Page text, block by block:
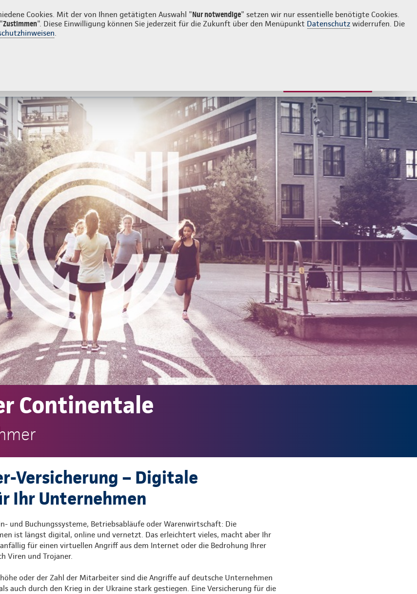
Cookies. Mit der von Ihnen getätigten Auswahl "Nur notwendige" setzen wir nur essentielle benötigte Cookies.
Zustimmen". Diese Einwilligung können Sie jederzeit für die Zukunft über den Menüpunkt Datenschutz widerrufen. Die
.
Login Kontakt 036071 90270
Continentale
Versicherung – Digitale
Ihr Unternehmen
und Buchungssysteme, Betriebsabläufe oder Warenwirtschaft: Die
ist längst digital, online und vernetzt. Das erleichtert vieles, macht aber Ihr
für einen virtuellen Angriff aus dem Internet oder die Bedrohung Ihrer
Viren und Trojaner.
oder der Zahl der Mitarbeiter sind die Angriffe auf deutsche Unternehmen
auch durch den Krieg in der Ukraine stark gestiegen. Eine Versicherung für die